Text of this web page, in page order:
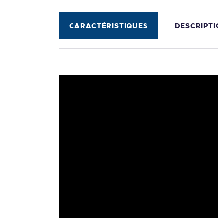
CARACTÉRISTIQUES